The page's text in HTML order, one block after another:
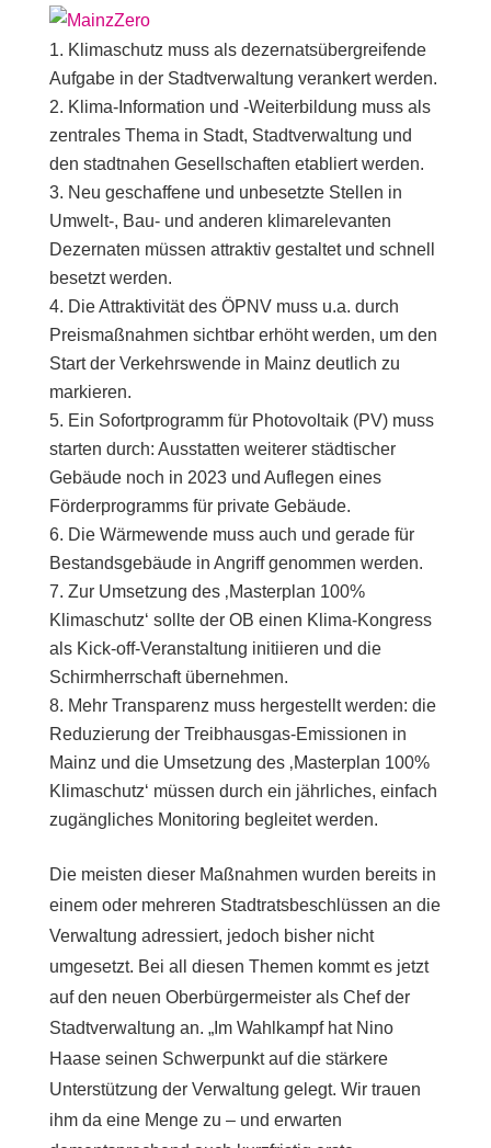
Klimaschutz muss als dezernatsübergreifende
Aufgabe in der Stadtverwaltung verankert werden.
Klima-Information und -Weiterbildung muss als
zentrales Thema in Stadt, Stadtverwaltung und
den stadtnahen Gesellschaften etabliert werden.
Neu geschaffene und unbesetzte Stellen in
Umwelt-, Bau- und anderen klimarelevanten
Dezernaten müssen attraktiv gestaltet und schnell
besetzt werden.
Die Attraktivität des ÖPNV muss u.a. durch
Preismaßnahmen sichtbar erhöht werden, um den
Start der Verkehrswende in Mainz deutlich zu
markieren.
Ein Sofortprogramm für Photovoltaik (PV) muss
starten durch: Ausstatten weiterer städtischer
Gebäude noch in 2023 und Auflegen eines
Förderprogramms für private Gebäude.
Die Wärmewende muss auch und gerade für
Bestandsgebäude in Angriff genommen werden.
Zur Umsetzung des ‚Masterplan 100%
Klimaschutz‘ sollte der OB einen Klima-Kongress
als Kick-off-Veranstaltung initiieren und die
Schirmherrschaft übernehmen.
Mehr Transparenz muss hergestellt werden: die
Reduzierung der Treibhausgas-Emissionen in
Mainz und die Umsetzung des ‚Masterplan 100%
Klimaschutz‘ müssen durch ein jährliches, einfach
zugängliches Monitoring begleitet werden.
Die meisten dieser Maßnahmen wurden bereits in
einem oder mehreren Stadtratsbeschlüssen an die
Verwaltung adressiert, jedoch bisher nicht
umgesetzt. Bei all diesen Themen kommt es jetzt
auf den neuen Oberbürgermeister als Chef der
Stadtverwaltung an. „Im Wahlkampf hat Nino
Haase seinen Schwerpunkt auf die stärkere
Unterstützung der Verwaltung gelegt. Wir trauen
ihm da eine Menge zu – und erwarten